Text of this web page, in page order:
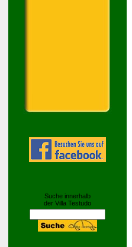
Suche innerhalb
der Villa Testudo